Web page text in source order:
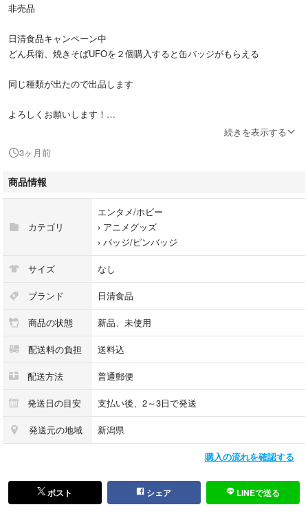
非売品
日清食品キャンペーン中
どん兵衛、焼きそばUFOを２個購入すると缶バッジがもらえる
同じ種類が出たので出品します
よろしくお願いします！
#歴代5パッケージ
続きを表示する
3ヶ月前
商品情報
カテゴリ
エンタメ/ホビー
› アニメグッズ
› バッジ/ピンバッジ
サイズ なし
ブランド 日清食品
商品の状態 新品、未使用
配送料の負担 送料込
配送方法 普通郵便
発送日の目安 支払い後、2～3日で発送
発送元の地域 新潟県
購入の流れを確認する
ポスト シェア LINEで送る